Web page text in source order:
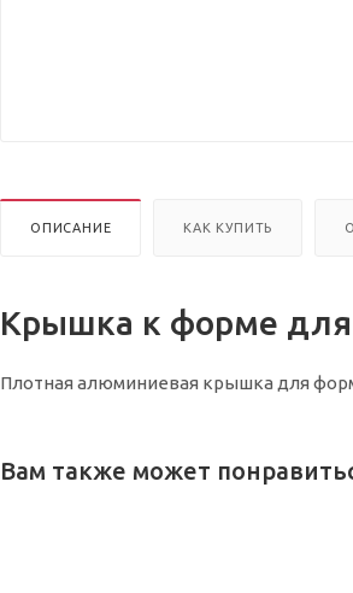
ОПИСАНИЕ КАК КУПИТЬ
Крышка к форме для
Плотная алюминиевая крышка для
Вам также может